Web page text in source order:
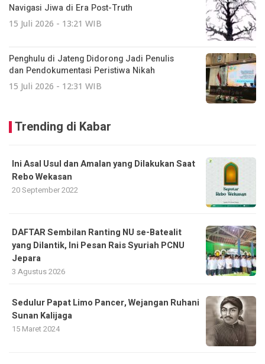
Navigasi Jiwa di Era Post-Truth
15 Juli 2026 - 13:21 WIB
Penghulu di Jateng Didorong Jadi Penulis
dan Pendokumentasi Peristiwa Nikah
15 Juli 2026 - 12:31 WIB
Trending di Kabar
Ini Asal Usul dan Amalan yang Dilakukan Saat
Rebo Wekasan
20 September 2022
DAFTAR Sembilan Ranting NU se-Batealit
yang Dilantik, Ini Pesan Rais Syuriah PCNU
Jepara
3 Agustus 2026
Sedulur Papat Limo Pancer, Wejangan Ruhani
Sunan Kalijaga
15 Maret 2024